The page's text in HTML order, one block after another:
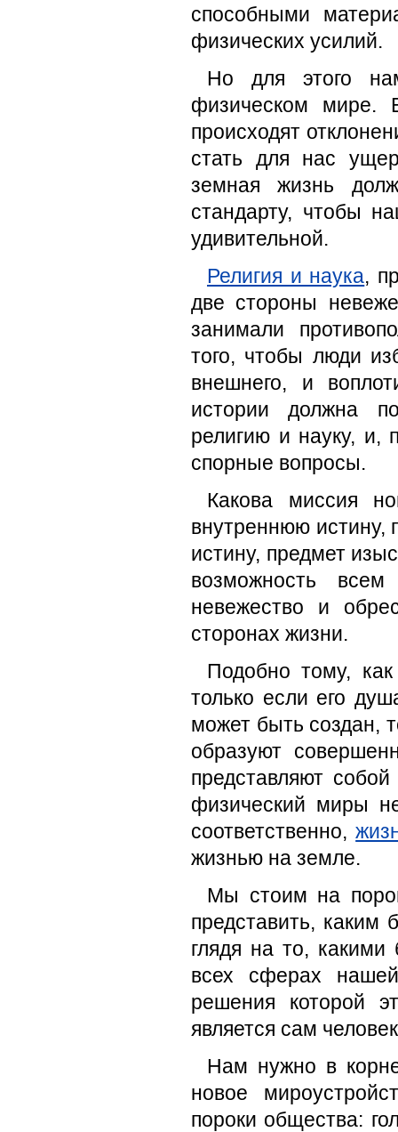
способными
физических усилий.
Но для этого
физическом мире.
происходят
стать для нас
земная жизнь
стандарту, чтобы
удивительной.
Религия и наука,
две стороны
занимали
того, чтобы люди
внешнего, и
истории должна
религию и науку, и,
спорные вопросы.
Какова миссия
внутреннюю истину,
истину, предмет
возможность
невежество и
сторонах жизни.
Подобно тому,
только если его
может быть создан,
образуют
представляют
физический миры
соответственно,
жизнью на земле.
Мы стоим на
представить, каким
глядя на то,
всех сферах
решения которой
является сам
Нам нужно в
новое
пороки общества: